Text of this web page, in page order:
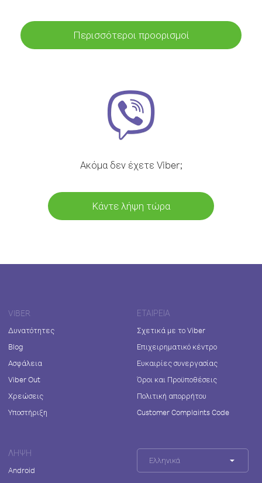
Περισσότεροι προορισμοί
Ακόμα δεν έχετε Viber;
Κάντε λήψη τώρα
VIBER
Δυνατότητες
Blog
Ασφάλεια
Viber Out
Χρεώσεις
Υποστήριξη
ΕΤΑΙΡΕΊΑ
Σχετικά με το Viber
Επιχειρηματικό κέντρο
Ευκαιρίες συνεργασίας
Όροι και Προϋποθέσεις
Πολιτική απορρήτου
Customer Complaints Code
ΛΉΨΗ
Android
Ελληνικά